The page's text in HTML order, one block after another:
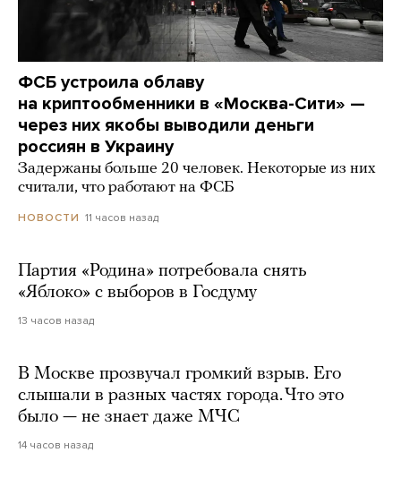
ФСБ устроила облаву
на криптообменники в «Москва-Сити» —
через них якобы выводили деньги
россиян в Украину
Задержаны больше 20 человек. Некоторые из них
считали, что работают на ФСБ
НОВОСТИ 11 часов назад
Партия «Родина» потребовала снять
«Яблоко» с выборов в Госдуму
13 часов назад
В Москве прозвучал громкий взрыв. Его
слышали в разных частях города. Что это
было — не знает даже МЧС
14 часов назад